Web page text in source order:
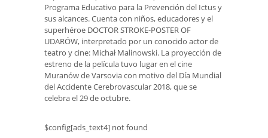
Programa Educativo para la Prevención del Ictus y
sus alcances. Cuenta con niños, educadores y el
superhéroe DOCTOR STROKE-POSTER OF
UDARÓW, interpretado por un conocido actor de
teatro y cine: Michał Malinowski. La proyección de
estreno de la película tuvo lugar en el cine
Muranów de Varsovia con motivo del Día Mundial
del Accidente Cerebrovascular 2018, que se
celebra el 29 de octubre.
$config[ads_text4] not found